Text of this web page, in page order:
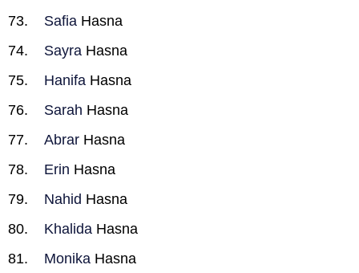
Safia Hasna
Sayra Hasna
Hanifa Hasna
Sarah Hasna
Abrar Hasna
Erin Hasna
Nahid Hasna
Khalida Hasna
Monika Hasna